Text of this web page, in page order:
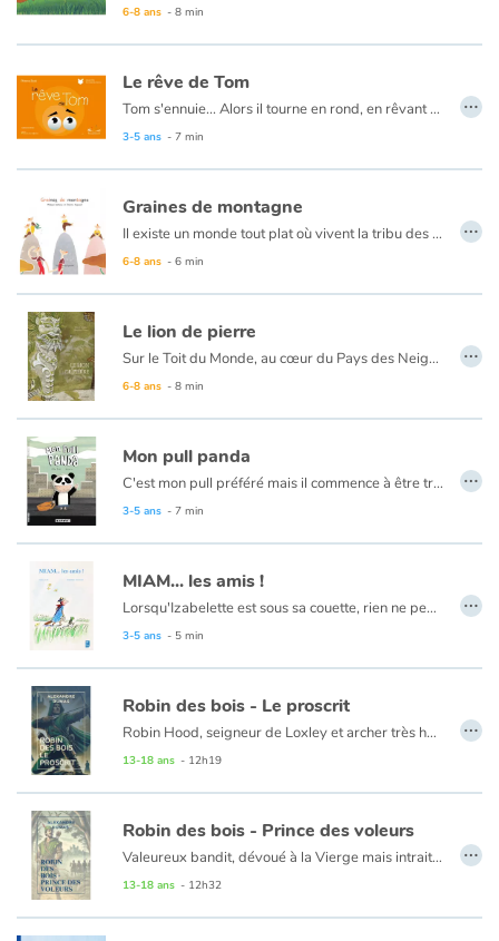
6-8 ans - 8 min
Le rêve de Tom
Tom s'ennuie... Alors il tourne en rond, en rêvant de partager un jour son trésor.
3-5 ans - 7 min
…
Graines de montagne
Il existe un monde tout plat où vivent la tribu des petits très petits et la tribu des grands très grands. Chacune d'elles ne manque pas d'ingéniosité pour montrer à l'autre qui est la plus forte.
6-8 ans - 6 min
…
Le lion de pierre
Sur le Toit du Monde, au cœur du Pays des Neiges, vivait autrefois une famille de paysans. Dorje, le frère aîné, hébergeait chez lui son cadet. D'une nature ombrageuse, il le chassera l'exhortant à aller gagner sa part. Comment Tenzin réussira et comment Dorje sera puni…
6-8 ans - 8 min
…
Mon pull panda
C'est mon pull préféré mais il commence à être trop petit. Maman m'a proposé de le donner. Les vêtements porte-bonheur il faut les partager. Et puis un matin, j'ai vu un panda et sous la capuche, j'ai vu une fille.
3-5 ans - 7 min
…
MIAM... les amis !
Lorsqu'Izabelette est sous sa couette, rien ne peut la tirer de sa grasse matinée, sauf peut-être son amie Grinouille, mais seulement parce qu'elle a un cadeau : c'est un plat à gâteau ! Voici donc les deux amis parties à la recherche d'ingrédients. En chemin, elles rencontrent un à un tous leurs copains...
3-5 ans - 5 min
…
Robin des bois - Le proscrit
Robin Hood, seigneur de Loxley et archer très habile, est proscrit suite aux sombres manœuvres du shérif de Nottingham et de ses puissants alliés. Avec ses joyeux compagnons, il décide alors de continuer à dépouiller les nobles Normands et le clergé de leurs richesses afin de soulager la misère des pauvres... Robin Hood, seigneur de Loxley et archer très habile, est proscrit suite aux sombres man?uvres du shérif de Nottingham et de ses puissants alliés. Avec ses joyeux compagnons, il décide alors de continuer à dépouiller les nobles Normands et le clergé de leurs richesses afin de soulager la misère des pauvres...
13-18 ans - 12h19
…
Robin des bois - Prince des voleurs
Valeureux bandit, dévoué à la Vierge mais intraitable à l'égard des évêques hypocrites, Robin des Bois est une grande figure du XIIe siècle. Sa légende, dont les multiples versions ont longtemps fait l'objet de contes populaires, a séduit le talent de conteur d'Alexandre Dumas.
13-18 ans - 12h32
…